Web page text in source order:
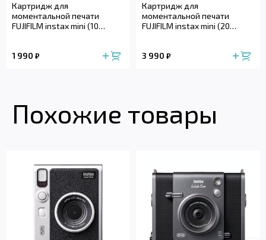
Картридж для
моментальной печати
FUJIFILM instax mini (10
1 990 ₽
Картридж для
моментальной печати
FUJIFILM instax mini (20
3 990 ₽
Похожие товары